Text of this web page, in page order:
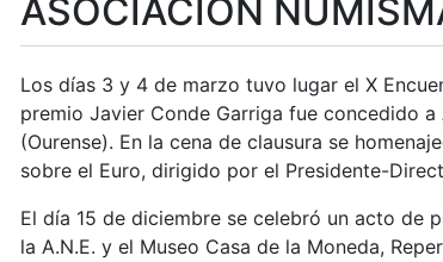
Erakutsi/Ezkutatu
ASOCIACIÓN
Los días 3 y 4 de marzo tuvo lugar el X
premio Javier Conde Garriga fue concedido
(Ourense). En la cena de clausura se
sobre el Euro, dirigido por el Presidente-
El día 15 de diciembre se celebró un acto de
la A.N.E. y el Museo Casa de la Moneda,